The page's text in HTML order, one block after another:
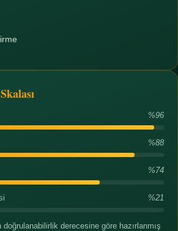
%96
%88
%74
%21
derecesine göre hazırlanmış